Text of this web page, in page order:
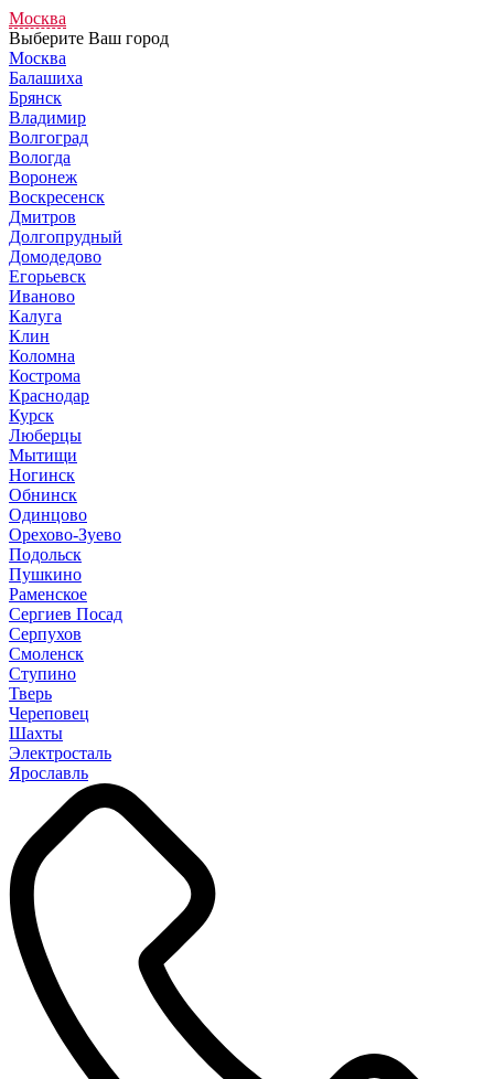
Москва
Выберите Ваш город
Москва
Балашиха
Брянск
Владимир
Волгоград
Вологда
Воронеж
Воскресенск
Дмитров
Долгопрудный
Домодедово
Егорьевск
Иваново
Калуга
Клин
Коломна
Кострома
Краснодар
Курск
Люберцы
Мытищи
Ногинск
Обнинск
Одинцово
Орехово-Зуево
Подольск
Пушкино
Раменское
Сергиев Посад
Серпухов
Смоленск
Ступино
Тверь
Череповец
Шахты
Электросталь
Ярославль